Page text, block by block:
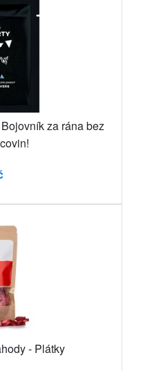
za rána bez
- Plátky